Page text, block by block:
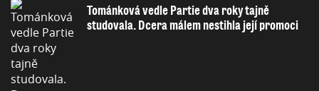
Tománková vedle Partie dva roky tajně
studovala. Dcera málem nestihla její promoci